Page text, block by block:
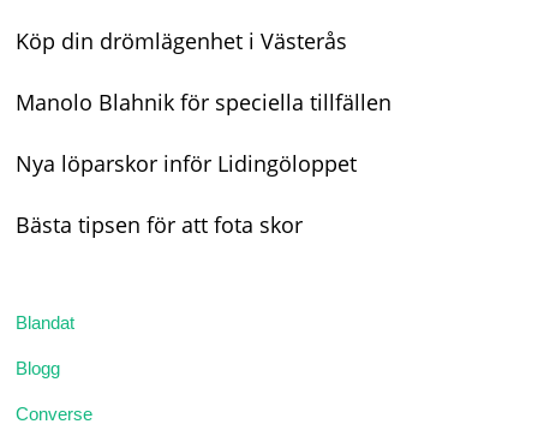
Köp din drömlägenhet i Västerås
Manolo Blahnik för speciella tillfällen
Nya löparskor inför Lidingöloppet
Bästa tipsen för att fota skor
Blandat
Blogg
Converse